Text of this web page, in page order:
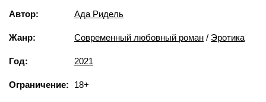
Автор: Ада Ридель
Жанр: Современный любовный роман / Эротика
Год: 2021
Ограничение: 18+